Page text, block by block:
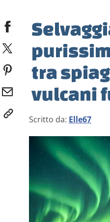
tra
vulcani
Scritto da: Elle67